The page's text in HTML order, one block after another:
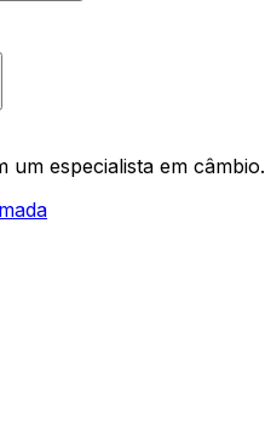
um especialista em câmbio.